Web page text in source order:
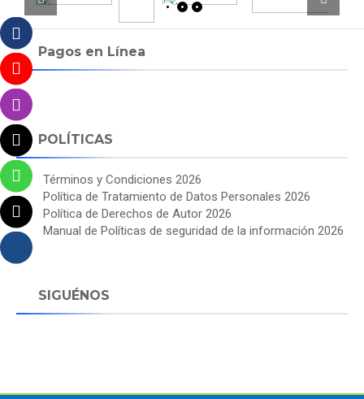
Pagos en Línea
POLÍTICAS
Términos y Condiciones 2026
Política de Tratamiento de Datos Personales 2026
Política de Derechos de Autor 2026
Manual de Políticas de seguridad de la información 2026
SIGUÉNOS